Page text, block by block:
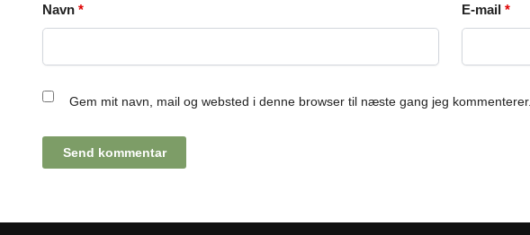
Navn* E-mail *
Gem mit navn, mail og websted i denne browser til næste gang jeg kommenterer.